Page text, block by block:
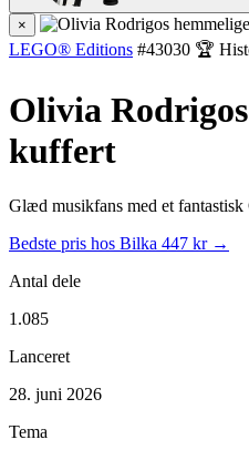
×
LEGO® Editions #43030 🏆
Olivia
kuffert
Glæd musikfans med et
Bedste pris hos Bilka 447 kr →
Antal dele
1.085
Lanceret
28. juni 2026
Tema